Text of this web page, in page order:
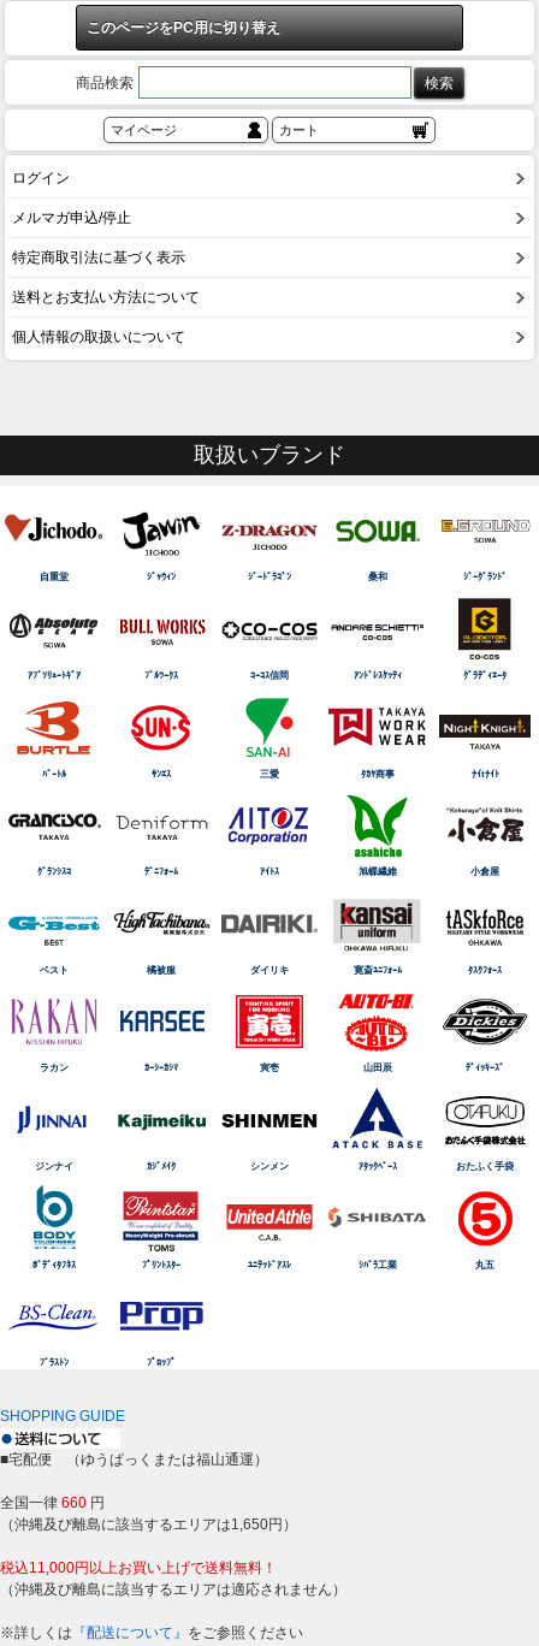
このページをPC用に切り替え
商品検索
マイページ カート
ログイン
メルマガ申込/停止
特定商取引法に基づく表示
送料とお支払い方法について
個人情報の取扱いについて
取扱いブランド
自重堂 ｼﾞｬｳｨﾝ ｼﾞｰﾄﾞﾗｺﾞﾝ 桑和 ｼﾞｰｸﾞﾗﾝﾄﾞ
ｱﾌﾞｿﾘｭｰﾄｷﾞｱ ﾌﾞﾙﾜｰｸｽ ｺｰｺｽ信岡 ｱﾝﾄﾞﾚｽｹｯﾃｨ ｸﾞﾗﾃﾞｨｴｰﾀ
ﾊﾞｰﾄﾙ ｻﾝｴｽ 三愛 ﾀｶﾔ商事 ﾅｲtﾅｲﾄ
ｸﾞﾗﾝｼｽｺ ﾃﾞﾆﾌｫｰﾑ ｱｲﾄｽ 旭蝶繊維 小倉屋
ベスト 橘被服 ダイリキ 寛斎ﾕﾆﾌｫｰﾑ ﾀｽｸﾌｫｰｽ
ラカン ｶｰｼｰｶｼﾏ 寅壱 山田辰 ﾃﾞｨｯｷｰｽﾞ
ジンナイ ｶｼﾞﾒｲｸ シンメン ｱﾀｯｸﾍﾞｰｽ おたふく手袋
ﾎﾞﾃﾞｨﾀﾌﾈｽ ﾌﾟﾘﾝﾄｽﾀｰ ﾕﾆﾃｯﾄﾞｱｽﾚ ｼﾊﾞﾗ工業 丸五
ﾌﾞﾗｽﾄﾝ ﾌﾟﾛｯﾌﾟ
SHOPPING GUIDE
■宅配便 （ゆうぱっくまたは福山通運）
全国一律 660 円
（沖縄及び離島に該当するエリアは1,650円）
税込11,000円以上お買い上げで送料無料！
（沖縄及び離島に該当するエリアは適応されません）
※詳しくは 『配送について』 をご参照ください